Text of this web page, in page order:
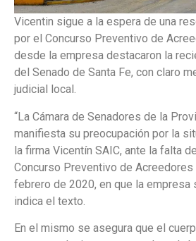
Vicentin sigue a la espera de una
por el Concurso Preventivo de
desde la empresa destacaron la
del Senado de Santa Fe, con claro
judicial local.
“La Cámara de Senadores de la
manifiesta su preocupación por la
la firma Vicentín SAIC, ante la falta
Concurso Preventivo de
febrero de 2020, en que la empresa
indica el texto.
En el mismo se asegura que el